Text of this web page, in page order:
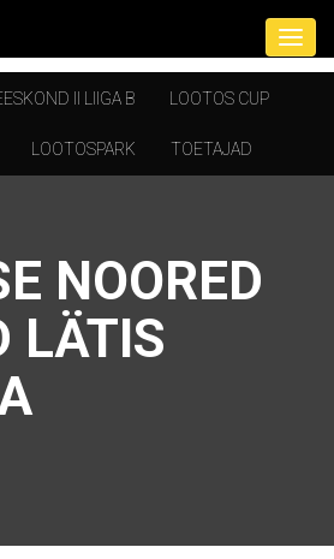
II LIIGA B LOOTOS CUP
LOOTOSPARK TOETAJAD
NOORED
LÄTIS